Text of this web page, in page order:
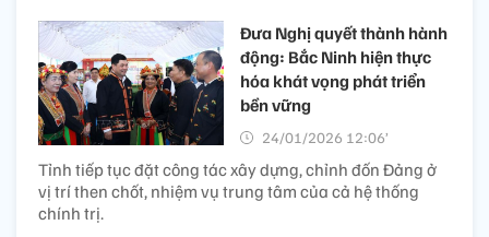
Đưa Nghị quyết thành hành
động: Bắc Ninh hiện thực
hóa khát vọng phát triển
bền vững
24/01/2026 12:06’
Tỉnh tiếp tục đặt công tác xây dựng, chỉnh đốn Đảng ở
vị trí then chốt, nhiệm vụ trung tâm của cả hệ thống
chính trị.